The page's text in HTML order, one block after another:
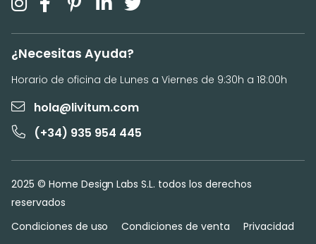
¿Necesitas Ayuda?
Horario de oficina de Lunes a Viernes de 9:30h a 18:00h
hola@livitum.com
(+34) 935 954 445
2025 © Home Design Labs S.L. todos los derechos
reservados
Condiciones de uso
Condiciones de venta
Privacidad